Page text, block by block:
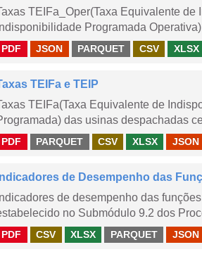
TEIFa_Oper(Taxa Equivalente
Indisponibilidade Programada
PDF JSON PARQUET CSV XLSX
TEIFa e TEIP
TEIFa(Taxa Equivalente de
das usinas despachadas
PDF PARQUET CSV XLSX JSON
Indicadores de Desempenho das
Indicadores de desempenho das
no Submódulo 9.2 dos
PDF CSV XLSX PARQUET JSON